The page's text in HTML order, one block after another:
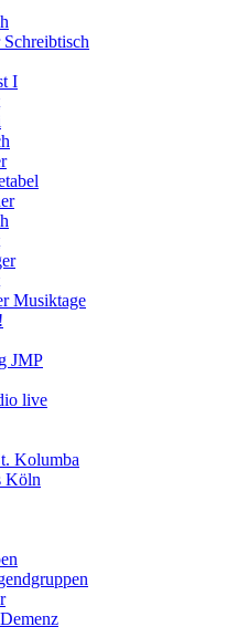
I
Musiktage
JMP
live
Kolumba
Köln